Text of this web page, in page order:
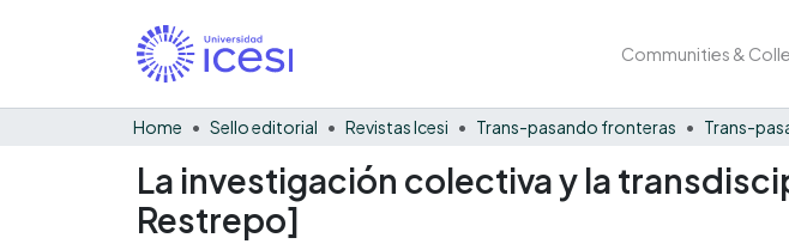
Communities &
Home Sello editorial Revistas Icesi Trans-pasando fronteras
La investigación colectiva y la
Restrepo]